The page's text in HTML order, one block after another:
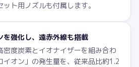
ト用ノズルも付属します。
を強化し、遠赤外線も搭載
度炭素とイオナイザーを組み合わ
イオン」の発生量を、従来品比約1.2